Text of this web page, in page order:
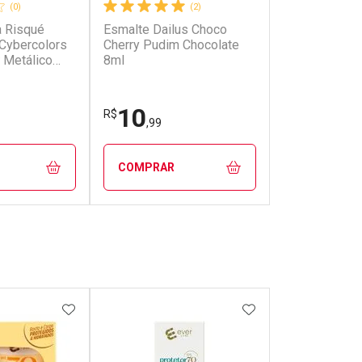
(0)
Risqué
Metálico
(2)
Esmalte Dailus Choco
Cherry Pudim Chocolate
8ml
R$10,99
COMPRAR
ADICIONAR AOS FAVORITOSADICIONAR AOS